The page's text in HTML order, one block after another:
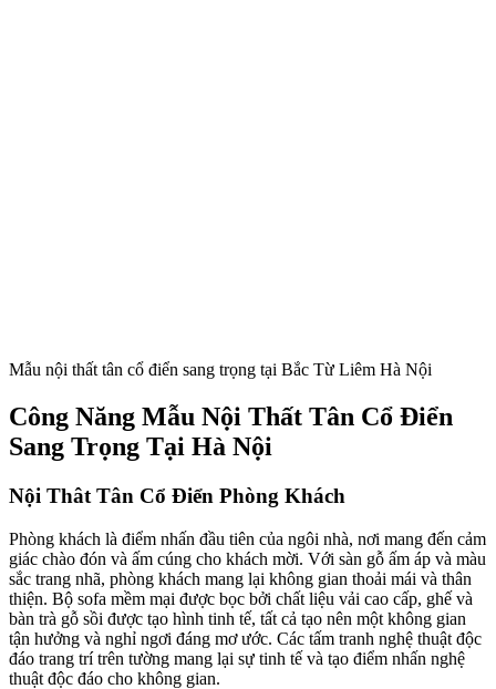
Mẫu nội thất tân cổ điển sang trọng tại Bắc Từ Liêm Hà Nội
Công Năng Mẫu Nội Thất Tân Cổ Điển
Sang Trọng Tại Hà Nội
Nội Thât Tân Cổ Điển Phòng Khách
Phòng khách là điểm nhấn đầu tiên của ngôi nhà, nơi mang đến cảm
giác chào đón và ấm cúng cho khách mời. Với sàn gỗ ấm áp và màu
sắc trang nhã, phòng khách mang lại không gian thoải mái và thân
thiện. Bộ sofa mềm mại được bọc bởi chất liệu vải cao cấp, ghế và
bàn trà gỗ sồi được tạo hình tinh tế, tất cả tạo nên một không gian
tận hưởng và nghỉ ngơi đáng mơ ước. Các tấm tranh nghệ thuật độc
đáo trang trí trên tường mang lại sự tinh tế và tạo điểm nhấn nghệ
thuật độc đáo cho không gian.